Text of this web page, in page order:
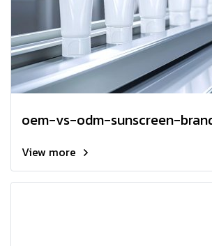
oem-vs-odm-sunscreen-
View more